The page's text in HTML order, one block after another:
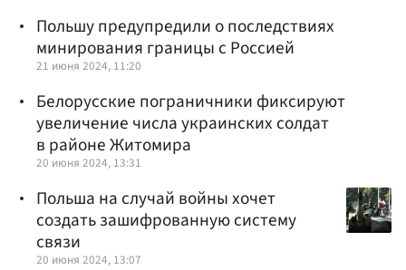
Польшу предупредили о последствиях
минирования границы с Россией
21 июня 2024, 11:20
Белорусские пограничники фиксируют
увеличение числа украинских солдат
в районе Житомира
20 июня 2024, 13:31
Польша на случай войны хочет
создать зашифрованную систему
связи
20 июня 2024, 13:07